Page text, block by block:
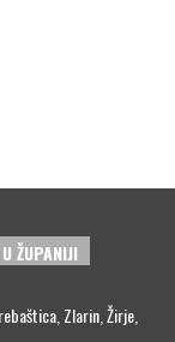
ŽUPANIJI
Zlarin, Žirje,